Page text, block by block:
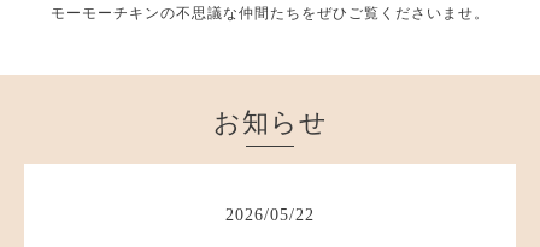
モーモーチキンの不思議な仲間たちをぜひご覧くださいませ。
お知らせ
2026/05/22